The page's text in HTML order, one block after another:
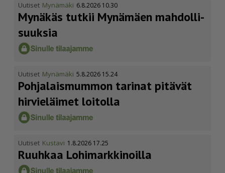
Uutiset Mynämäki 6.8.2026 10.30
Mynäkäs tutkii Mynämäen mahdol­li­
suuksia
Uutiset Mynämäki 5.8.2026 15.24
Pohja­lais­mummon tarinat pitävät
hirvieläimet loitolla
Uutiset Kustavi 1.8.2026 17.25
Ruuhkaa Lohimark­ki­noilla